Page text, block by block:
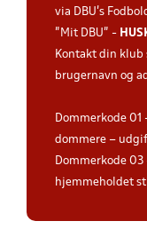
via DBU's
"Mit DBU" -
Kontakt din
brugernavn og
Dommerkode
dommere –
Dommerkode
hjemmeholdet